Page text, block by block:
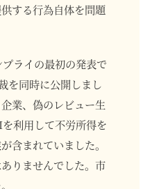
する行為自体を問題
ライの最初の発表で
を同時に公開しまし
業、偽のレビュー生
利用して不労所得を
含まれていました。
りませんでした。市